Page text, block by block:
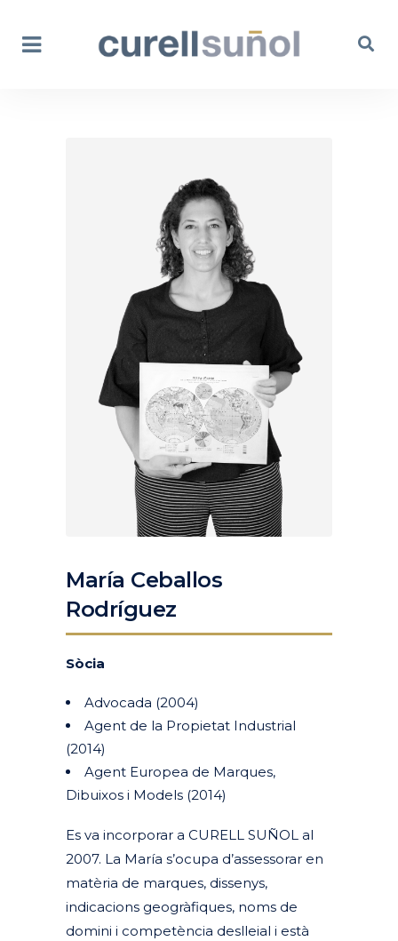
María Ceballos
Rodríguez
Sòcia
Advocada (2004)
Agent de la Propietat Industrial
(2014)
Agent Europea de Marques,
Dibuixos i Models (2014)
Es va incorporar a CURELL SUÑOL al
2007. La María s’ocupa d’assessorar en
matèria de marques, dissenys,
indicacions geogràfiques, noms de
domini i competència deslleial i està